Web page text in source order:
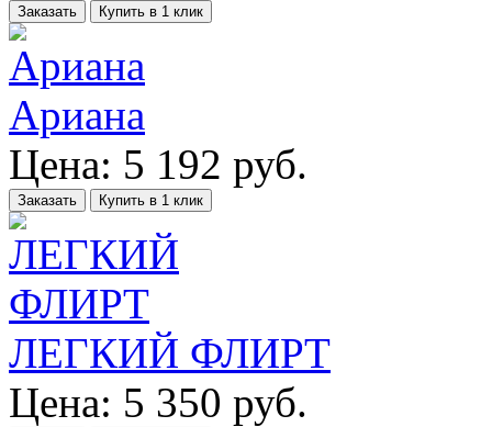
Заказать Купить в 1 клик
Ариана
Цена: 5 192 руб.
Заказать Купить в 1 клик
ЛЕГКИЙ ФЛИРТ
Цена: 5 350 руб.